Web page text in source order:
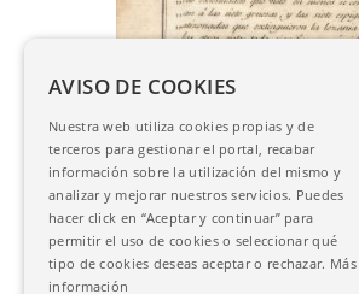
V. Pascual
José explica los sueños a Faraón
AC-05891
AVISO DE COOKIES
Nuestra web utiliza cookies propias y de
terceros para gestionar el portal, recabar
información sobre la utilización del mismo y
analizar y mejorar nuestros servicios. Puedes
hacer click en “Aceptar y continuar” para
permitir el uso de cookies o seleccionar qué
tipo de cookies deseas aceptar o rechazar. Más
información